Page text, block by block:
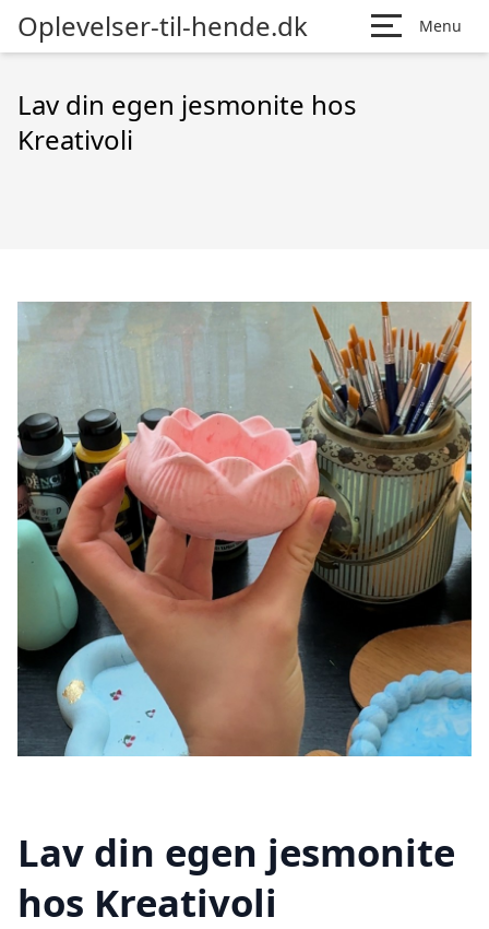
Oplevelser-til-hende.dk Menu
Lav din egen jesmonite hos
Kreativoli
Lav din egen jesmonite
hos Kreativoli